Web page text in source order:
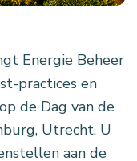
Energie Beheer
practices en
de Dag van de
Utrecht. U
aan de